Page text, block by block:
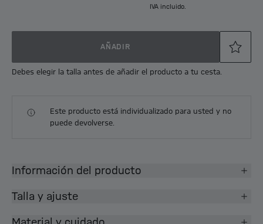
IVA incluido.
AÑADIR
Debes elegir la talla antes de añadir el producto a tu cesta.
Este producto está individualizado para usted y no
puede devolverse.
Información del producto
Talla y ajuste